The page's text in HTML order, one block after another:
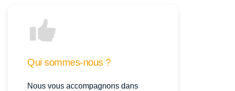
Qui sommes-nous ?
Nous vous accompagnons dans